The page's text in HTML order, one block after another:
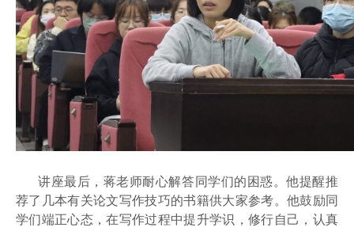
讲座最后，蒋老师耐心解答同学们的困惑。他提醒推
荐了几本有关论文写作技巧的书籍供大家参考。他鼓励同
学们端正心态，在写作过程中提升学识，修行自己，认真